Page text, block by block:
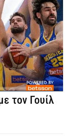
τον Γουίλ